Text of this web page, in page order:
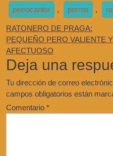
perrocantor , perros ,
RATONERO DE PRAGA:
PEQUEÑO PERO VALIENTE Y
AFECTUOSO
Deja una
Tu dirección de correo
campos obligatorios están
Comentario *